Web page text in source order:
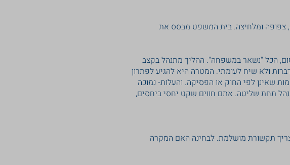
צפופה ומלחיצה. בית המשפט מבסס את
הכל "נשאר במשפחה". ההליך מתנהל בקצב
ולא שיח לעומתי. המטרה היא להגיע לפתרון
שאינן לפי החוק או הפסיקה. והעלות- נמוכה
תחת שליטה. אתם חווים שקט יחסי ביחסים,
תקשורת מושלמת. לבחינה האם המקרה